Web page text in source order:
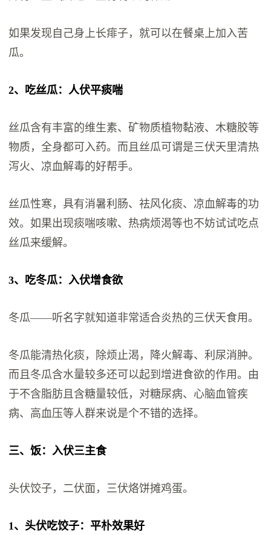
如果发现自己身上长痱子，就可以在餐桌上加入苦
瓜。
2、吃丝瓜：人伏平痰喘
丝瓜含有丰富的维生素、矿物质植物黏液、木糖胶等
物质，全身都可入药。而且丝瓜可谓是三伏天里清热
泻火、凉血解毒的好帮手。
丝瓜性寒，具有消暑利肠、祛风化痰、凉血解毒的功
效。如果出现痰喘咳嗽、热病烦渴等也不妨试试吃点
丝瓜来缓解。
3、吃冬瓜：入伏增食欲
冬瓜——听名字就知道非常适合炎热的三伏天食用。
冬瓜能清热化痰，除烦止渴，降火解毒、利尿消肿。
而且冬瓜含水量较多还可以起到增进食欲的作用。由
于不含脂肪且含糖量较低，对糖尿病、心脑血管疾
病、高血压等人群来说是个不错的选择。
三、饭：入伏三主食
头伏饺子，二伏面，三伏烙饼摊鸡蛋。
1、头伏吃饺子：平朴效果好